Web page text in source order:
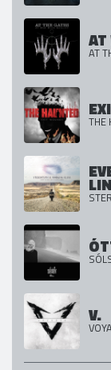
AT
THE
V.